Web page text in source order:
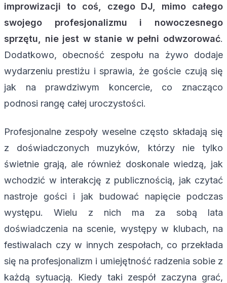
improwizacji to coś, czego DJ, mimo całego
swojego profesjonalizmu i nowoczesnego
sprzętu, nie jest w stanie w pełni odwzorować.
Dodatkowo, obecność zespołu na żywo dodaje
wydarzeniu prestiżu i sprawia, że goście czują się
jak na prawdziwym koncercie, co znacząco
podnosi rangę całej uroczystości.
Profesjonalne zespoły weselne często składają się
z doświadczonych muzyków, którzy nie tylko
świetnie grają, ale również doskonale wiedzą, jak
wchodzić w interakcję z publicznością, jak czytać
nastroje gości i jak budować napięcie podczas
występu. Wielu z nich ma za sobą lata
doświadczenia na scenie, występy w klubach, na
festiwalach czy w innych zespołach, co przekłada
się na profesjonalizm i umiejętność radzenia sobie z
każdą sytuacją. Kiedy taki zespół zaczyna grać,